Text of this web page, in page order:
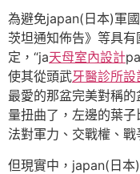
為避免japan(日本)軍
茨坦通知佈告》等具
定，“ja天母室內設計
使其從頭武牙醫診所設
最愛的那盆完美對稱的
量扭曲了，左邊的葉
法對軍力、交戰權、戰
但現實中，japan(日